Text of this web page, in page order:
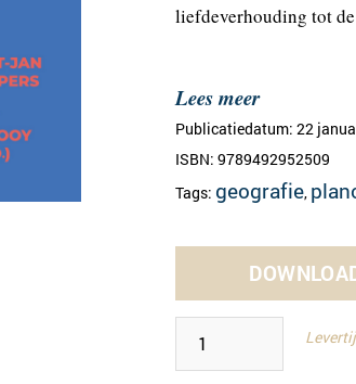
liefdeverhouding tot
Lees meer
Publicatiedatum: 22
ISBN: 9789492952509
Tags: geografie,